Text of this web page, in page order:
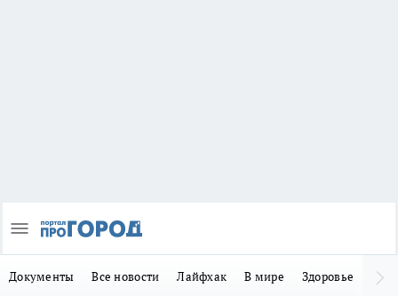
Документы Все новости Лайфхак В мире Здоровье